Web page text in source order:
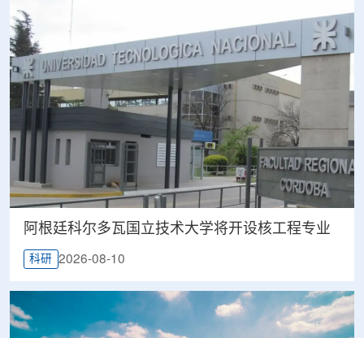
阿根廷科尔多瓦国立技术大学将开设核工程专业
科研 2026-08-10